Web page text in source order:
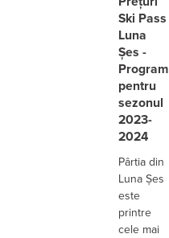
Ski Pass
Luna
Șes -
Program
pentru
sezonul
2023-
2024
Pârtia din
Luna Șes
este
printre
cele mai